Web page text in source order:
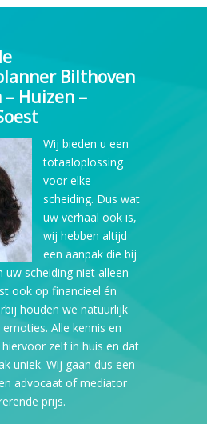
Bilthoven
Huizen –
Wij bieden u een
totaaloplossing
voor elke
scheiding. Dus wat
uw verhaal ook is,
wij hebben altijd
een aanpak die bij
uw scheiding niet alleen
ook op financieel én
houden we natuurlijk
Alle kennis en
zelf in huis en dat
uniek. Wij gaan dus een
advocaat of mediator
prijs.